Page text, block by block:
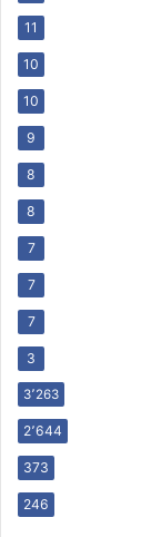
11
10
10
9
8
8
7
7
7
3
3٬263
2٬644
373
246